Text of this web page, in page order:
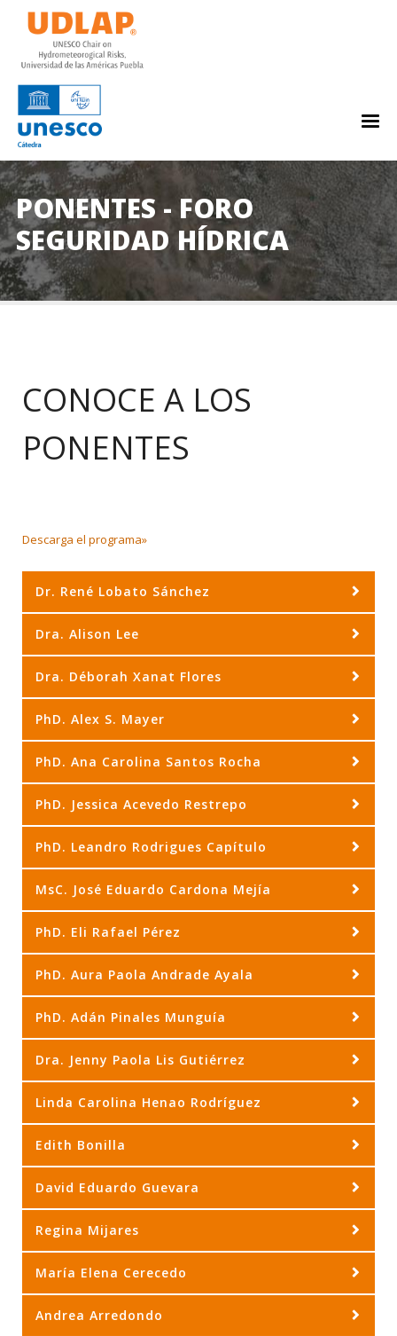
PONENTES - FORO
SEGURIDAD HÍDRICA
CONOCE A LOS
PONENTES
Descarga el programa»
Dr. René Lobato Sánchez
Dra. Alison Lee
Dra. Déborah Xanat Flores
PhD. Alex S. Mayer
PhD. Ana Carolina Santos Rocha
PhD. Jessica Acevedo Restrepo
PhD. Leandro Rodrigues Capítulo
MsC. José Eduardo Cardona Mejía
PhD. Eli Rafael Pérez
PhD. Aura Paola Andrade Ayala
PhD. Adán Pinales Munguía
Dra. Jenny Paola Lis Gutiérrez
Linda Carolina Henao Rodríguez
Edith Bonilla
David Eduardo Guevara
Regina Mijares
María Elena Cerecedo
Andrea Arredondo